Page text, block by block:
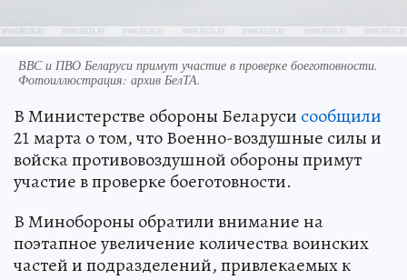
ВВС и ПВО Беларуси примут участие в проверке боеготовности.
Фотоиллюстрация: архив БелТА.
В Министерстве обороны Беларуси сообщили
21 марта о том, что Военно-воздушные силы и
войска противовоздушной обороны примут
участие в проверке боеготовности.
В Минобороны обратили внимание на
поэтапное увеличение количества воинских
частей и подразделений, привлекаемых к